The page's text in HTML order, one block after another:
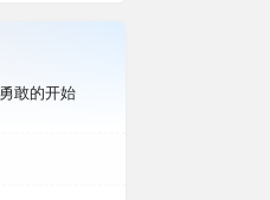
敢的开始